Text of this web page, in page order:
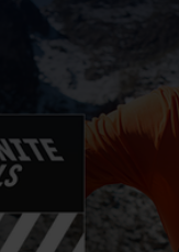
Edition
adidas